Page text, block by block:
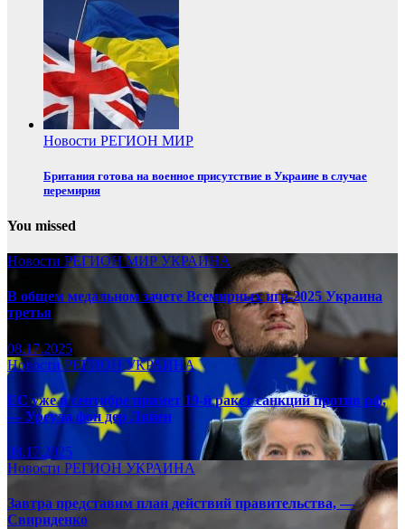
Новости РЕГИОН МИР
Британия готова на военное присутствие в Украине в случае
перемирия
You missed
Новости РЕГИОНМИР УКРАИНА
В общем медальном зачете Всемирных игр-2025 Украина
третья
08.17.2025
НовостиРЕГИОНУКРАИНА
ЕС уже в сентябре примет 19-й ракет санкций против рф,
— Урсула фон дер Ляйен
08.17.2025
Новости РЕГИОН УКРАИНА
Завтра представим план действий правительства, —
Свириденко